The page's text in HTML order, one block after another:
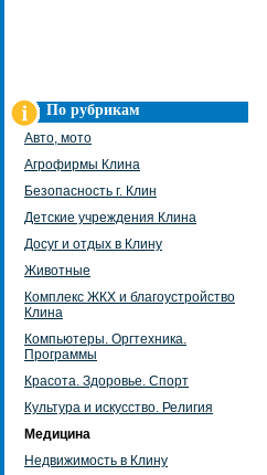
По рубрикам
Авто, мото
Агрофирмы Клина
Безопасность г. Клин
Детские учреждения Клина
Досуг и отдых в Клину
Животные
Комплекс ЖКХ и благоустройство
Клина
Компьютеры. Оргтехника.
Программы
Красота. Здоровье. Спорт
Культура и искусство. Религия
Медицина
Недвижимость в Клину